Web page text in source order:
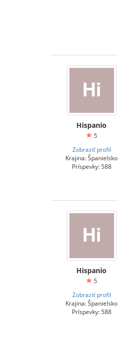
Hispanio
5
Zobraziť profil
Krajina: Španielsko
Príspevky: 588
Hispanio
5
Zobraziť profil
Krajina: Španielsko
Príspevky: 588